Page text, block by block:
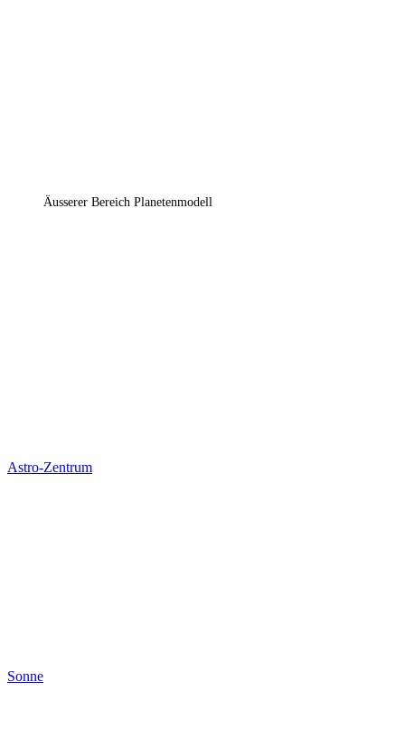
Äusserer Bereich Planetenmodell
Astro-Zentrum
Sonne